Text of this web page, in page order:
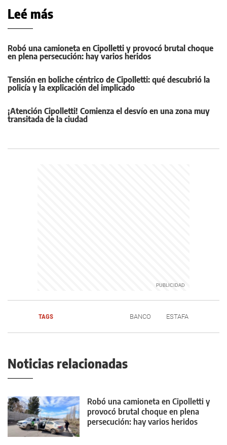
Leé más
Robó una camioneta en Cipolletti y provocó brutal choque
en plena persecución: hay varios heridos
Tensión en boliche céntrico de Cipolletti: qué descubrió la
policía y la explicación del implicado
¡Atención Cipolletti! Comienza el desvío en una zona muy
transitada de la ciudad
TAGS BANCO ESTAFA
Noticias relacionadas
Robó una camioneta en Cipolletti y
provocó brutal choque en plena
persecución: hay varios heridos